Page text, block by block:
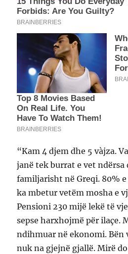
“Kam 4 djem dhe 5 vàjza.
janë tek burrat e vet
familjarisht në Greqi. 80%
ka mbetur vetëm mosha e
Pensioni 230 mijë lekë të
sepse harxhojmë për ilaçe.
ndihmuar në ekonomi. Bën
nuk na gjejnë gjallë. Mirë